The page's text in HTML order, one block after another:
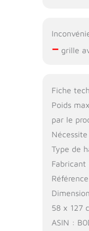
–grille
Fiche
Poids
par le
Type de
Fabricant
58 x 127
ASIN :